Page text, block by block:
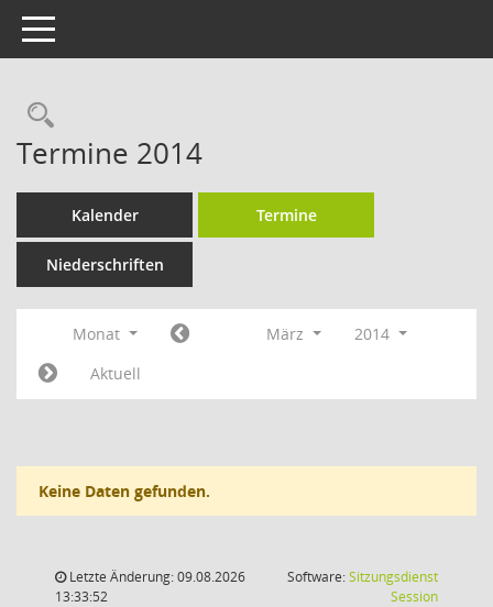
Toggle navigation
Rechercheauswahl
Termine 2014
Kalender Termine
Niederschriften
Monat März
2014
Aktuell
Keine Daten gefunden.
Letzte Änderung: 09.08.2026
13:33:52
Software:Sitzungsdienst
Session(Wird in